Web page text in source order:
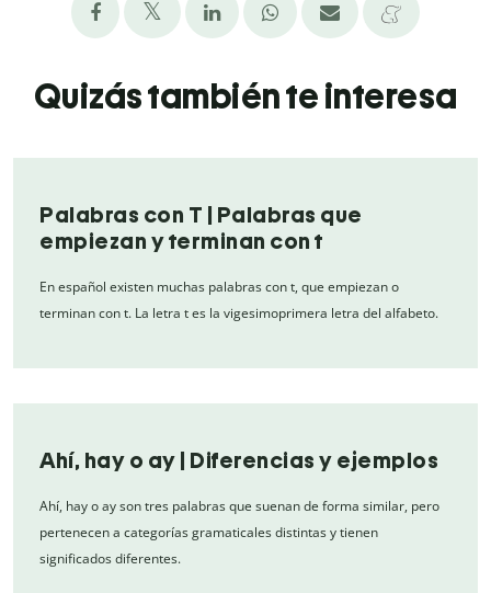
Quizás también te interesa
Palabras con T | Palabras que
empiezan y terminan con t
En español existen muchas palabras con t, que empiezan o
terminan con t. La letra t es la vigesimoprimera letra del alfabeto.
Ahí, hay o ay | Diferencias y ejemplos
Ahí, hay o ay son tres palabras que suenan de forma similar, pero
pertenecen a categorías gramaticales distintas y tienen
significados diferentes.